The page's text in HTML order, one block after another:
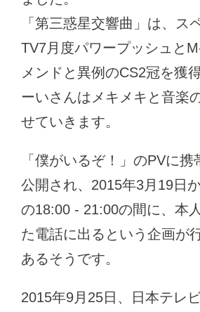
「第三惑星交響曲」は、ス
TV7月度パワープッシュと
メンドと異例のCS2冠を獲
ーいさんはメキメキと音楽
せていきます。
「僕がいるぞ！」のPVに
公開され、2015年3月19日
の18:00 - 21:00の間に、本
た電話に出るという企画が
あるそうです。
2015年9月25日、日本テレ